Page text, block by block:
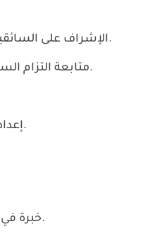
الإشراف على السائقين وتنظيم جداول العمل.
متابعة التزام السائقين بالأنظمة المرورية.
إعداد تقارير التشغيل اليومية.
خبرة في إدارة النقل أو الأساطيل.